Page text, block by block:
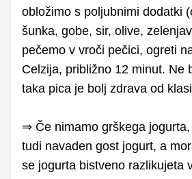
obložimo s poljubnimi dodatki
šunka, gobe, sir, olive,
pečemo v vroči pečici, ogreti
Celzija, približno 12 minut. Ne
taka pica je bolj zdrava od
⇒ Če nimamo grškega
tudi navaden gost jogurt, a
se jogurta bistveno razlikujeta